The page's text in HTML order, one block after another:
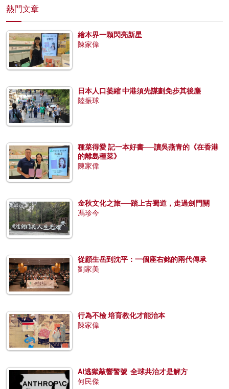
熱門文章
繪本界一顆閃亮新星
陳家偉
日本人口萎縮 中港須先謀劃免步其後塵
陸振球
種菜得愛 記一本好書──讀吳燕青的《在香港
的離島種菜》
陳家偉
金秋文化之旅──踏上古蜀道，走過劍門關
馮珍今
從顧生岳到沈平：一個座右銘的兩代傳承
劉家美
行為不檢 培育教化才能治本
陳家偉
AI逃獄敲響警號 全球共治才是解方
何民傑